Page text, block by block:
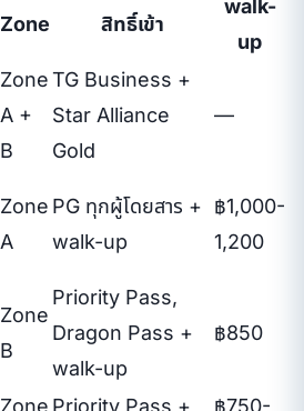
Zone สิทธิ์เข้า
walk-
up
Zone
A +
B
TG Business +
Star Alliance
Gold
—
Zone
A
PG ทุกผู้โดยสาร +
walk-up
฿1,000-
1,200
Zone
B
Priority Pass,
Dragon Pass +
walk-up
฿850
Zone Priority Pass +
฿750-